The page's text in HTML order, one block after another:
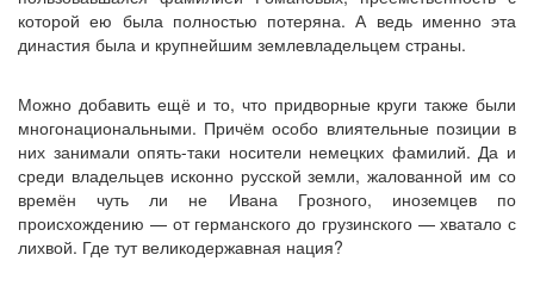
которой ею была полностью потеряна. А ведь именно эта
династия была и крупнейшим землевладельцем страны.
Можно добавить ещё и то, что придворные круги также были
многонациональными. Причём особо влиятельные позиции в
них занимали опять-таки носители немецких фамилий. Да и
среди владельцев исконно русской земли, жалованной им со
времён чуть ли не Ивана Грозного, иноземцев по
происхождению — от германского до грузинского — хватало с
лихвой. Где тут великодержавная нация?